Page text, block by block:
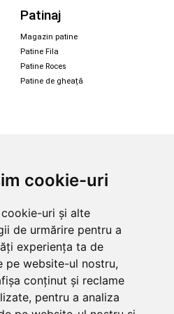
cookie-uri
cookie-uri și alte
de urmărire pentru a
experiența ta de
pe website-ul nostru,
conținut și reclame
pentru a analiza
Patinaj
Magazin patine
Patine Fila
Patine Roces
Patine de gheață
Echipament snowboard
Skate & longboard
Santa Cruz
Enuff Skateboards
Diverse
Cum aleg rolele